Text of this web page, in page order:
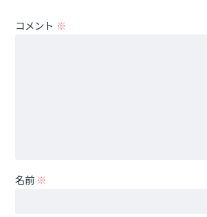
コメント ※
名前 ※